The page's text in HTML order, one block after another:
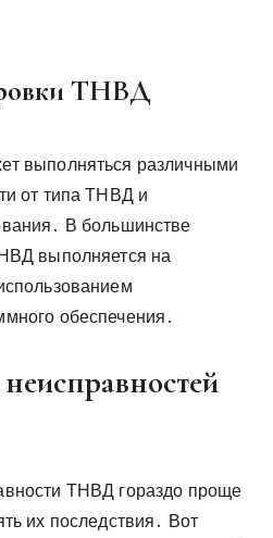
ТНВД
выполняться различными
от типа ТНВД и
В большинстве
выполняется на
обеспечения․
ТНВД гораздо проще
их последствия․ Вот